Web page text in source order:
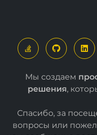
Мы создаем
Спасибо, за